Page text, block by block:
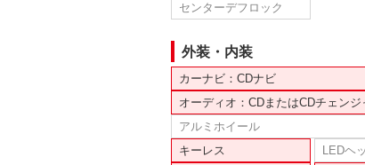
センターデフロック
外装・内装
カーナビ：CDナビ
オーディオ：CDまたはCDチェンジ
アルミホイール
キーレス
LEDヘ